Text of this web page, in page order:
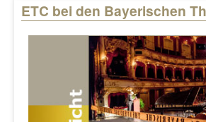
ETC bei den Bayerischen